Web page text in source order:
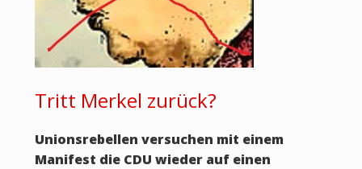
Tritt Merkel zurück?
Unionsrebellen versuchen mit einem
Manifest die CDU wieder auf einen